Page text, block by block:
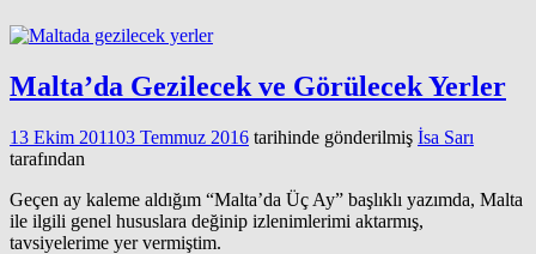
Malta’da Gezilecek ve Görülecek Yerler
13 Ekim 201103 Temmuz 2016 tarihinde gönderilmiş İsa Sarı
tarafından
Geçen ay kaleme aldığım “Malta’da Üç Ay” başlıklı yazımda, Malta
ile ilgili genel hususlara değinip izlenimlerimi aktarmış,
tavsiyelerime yer vermiştim.